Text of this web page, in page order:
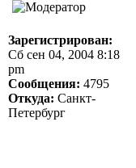
Зарегистрирован:
Сб сен 04, 2004 8:18
pm
Сообщения: 4795
Откуда: Санкт-
Петербург